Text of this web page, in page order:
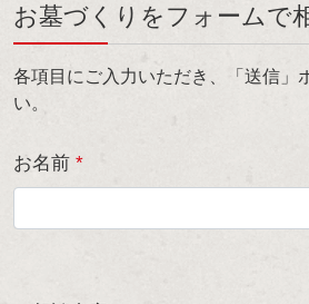
お墓づくりをフォームで
各項目にご入力いただき、「送信」
い。
お名前 *